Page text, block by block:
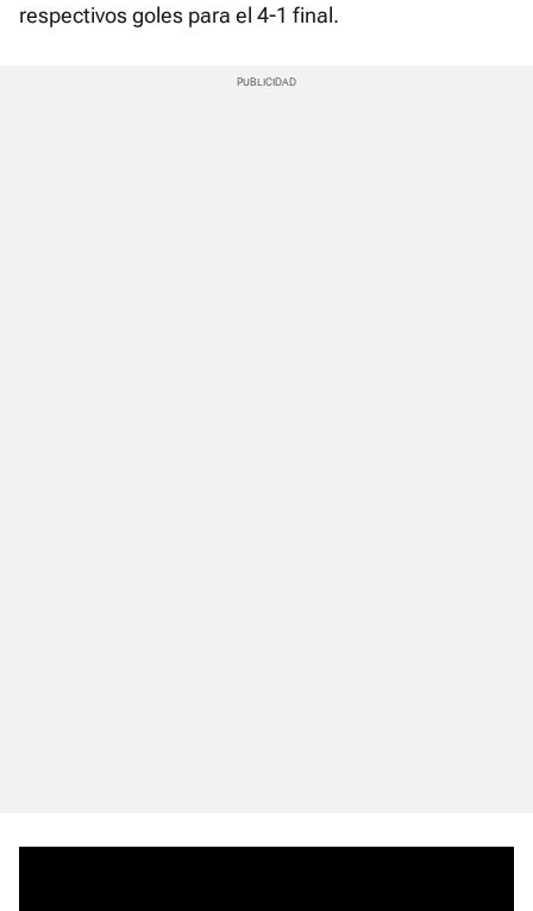
respectivos goles para el 4-1 final.